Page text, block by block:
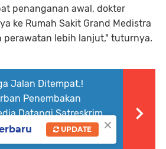
penanganan awal, dokter
ke Rumah Sakit Grand Medistra
perawatan lebih lanjut," tuturnya.
Jalan Ditempat.!
Penembakan
Datangi Satreskrim
Keadilan Serta
×
UPDATE